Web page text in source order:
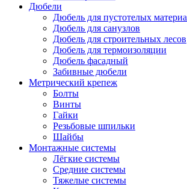
Дюбели
Дюбель для пустотелых
Дюбель для санузлов
Дюбель для строительных лесов
Дюбель для термоизоляции
Дюбель фасадный
Забивные дюбели
Метрический крепеж
Болты
Винты
Гайки
Резьбовые шпильки
Шайбы
Монтажные системы
Лёгкие системы
Средние системы
Тяжелые системы